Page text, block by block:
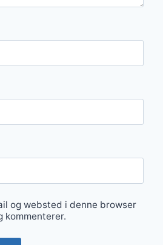
og websted i denne browser
kommenterer.